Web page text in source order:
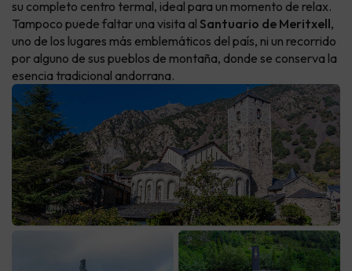
su completo centro termal, ideal para un momento de relax.
Tampoco puede faltar una visita al Santuario de Meritxell,
uno de los lugares más emblemáticos del país, ni un recorrido
por alguno de sus pueblos de montaña, donde se conserva la
esencia tradicional andorrana.